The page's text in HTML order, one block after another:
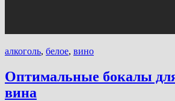
алкоголь, белое, вино
Оптимальные бокалы
вина